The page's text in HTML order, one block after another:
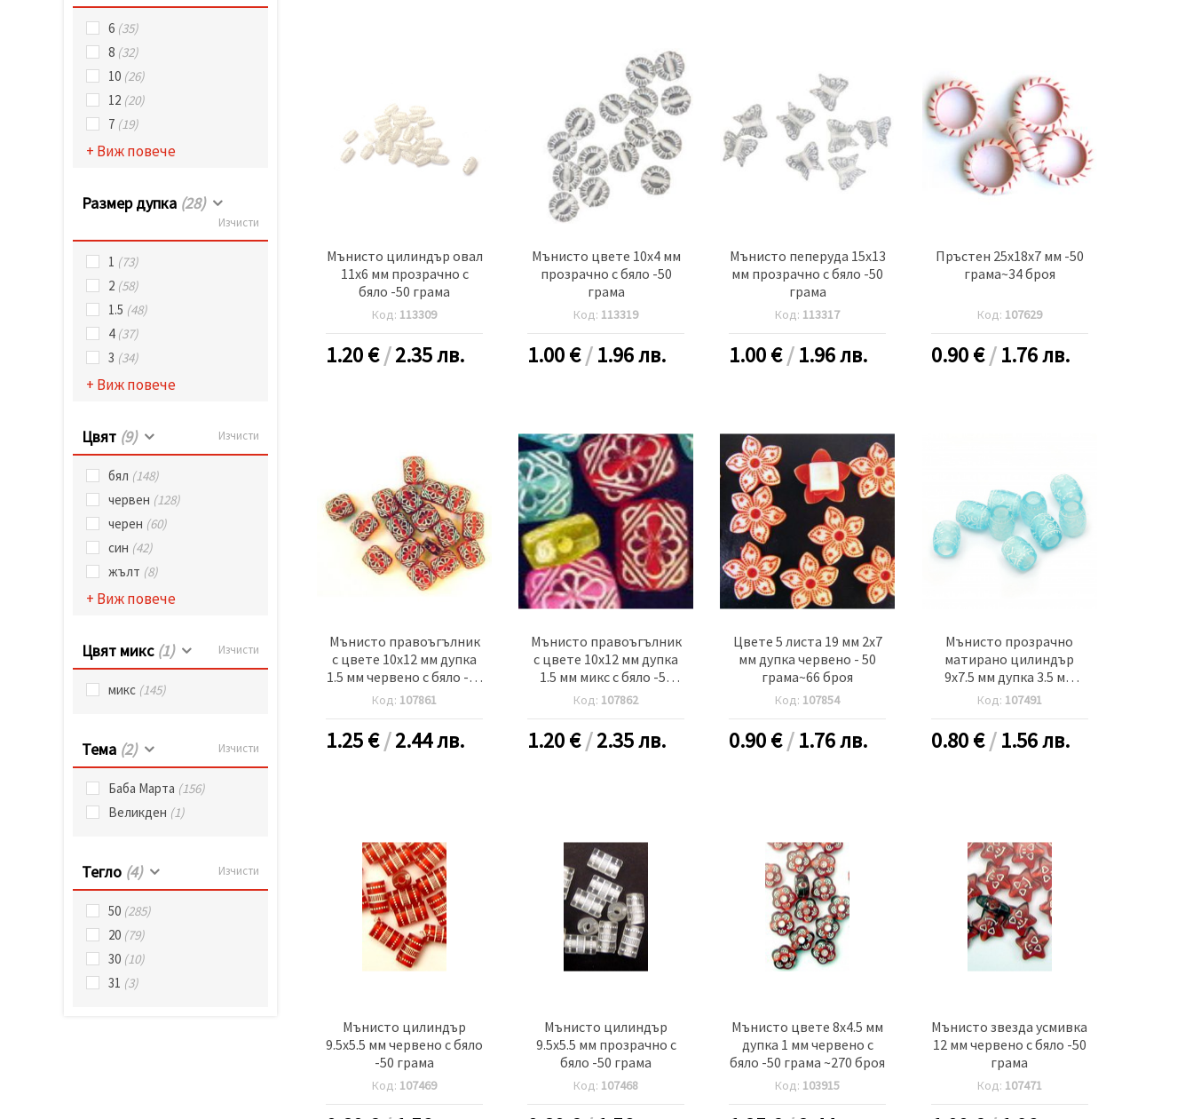
6 (35)
8 (32)
10 (26)
12 (20)
7 (19)
+ Виж повече
Размер дупка (28)
Изчисти
1 (73)
2 (58)
1.5 (48)
4 (37)
3 (34)
+ Виж повече
Цвят (9) Изчисти
бял (148)
червен (128)
черен (60)
син (42)
жълт (8)
+ Виж повече
Цвят микс (1) Изчисти
микс (145)
Тема (2) Изчисти
Баба Марта (156)
Великден (1)
Тегло (4) Изчисти
50 (285)
20 (79)
30 (10)
31 (3)
Мънисто цилиндър овал
11x6 мм прозрачно с
бяло -50 грама
Код: 113309
1.20€/2.35 лв.
Мънисто цвете 10x4 мм
прозрачно с бяло -50
грама
Код: 113319
1.00€/1.96 лв.
Мънисто пеперуда 15x13
мм прозрачно с бяло -50
грама
Код: 113317
1.00€/1.96 лв.
Пръстен 25x18x7 мм -50
грама~34 броя
Код: 107629
0.90€/1.76 лв.
Мънисто правоъгълник
с цвете 10x12 мм дупка
1.5 мм червено с бяло -50
грама ~ 100 броя
Код: 107861
1.25€/2.44 лв.
Мънисто правоъгълник
с цвете 10x12 мм дупка
1.5 мм микс с бяло -50
грама ~ 100 броя
Код: 107862
1.20€/2.35 лв.
Цвете 5 листа 19 мм 2x7
мм дупка червено - 50
грама~66 броя
Код: 107854
0.90€/1.76 лв.
Мънисто прозрачно
матирано цилиндър
9x7.5 мм дупка 3.5 мм
синьо с бяло -20 грама
~65 броя
Код: 107491
0.80€/1.56 лв.
Мънисто цилиндър
9.5x5.5 мм червено с бяло
-50 грама
Код: 107469
Мънисто цилиндър
9.5x5.5 мм прозрачно с
бяло -50 грама
Код: 107468
Мънисто цвете 8x4.5 мм
дупка 1 мм червено с
бяло -50 грама ~270 броя
Код: 103915
Мънисто звезда усмивка
12 мм червено с бяло -50
грама
Код: 107471